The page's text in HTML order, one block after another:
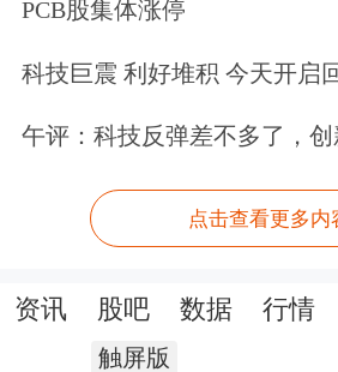
PCB股集体涨停
科技巨震 利好堆积 今天开启
午评：科技反弹差不多了，
点击查看更多内
资讯 股吧 数据 行情
触屏版